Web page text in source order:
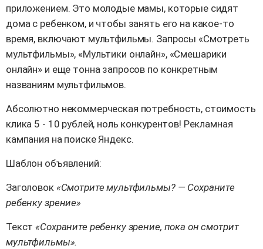
приложением. Это молодые мамы, которые сидят
дома с ребенком, и чтобы занять его на какое-то
время, включают мультфильмы. Запросы «Смотреть
мультфильмы», «Мультики онлайн», «Смешарики
онлайн» и еще тонна запросов по конкретным
названиям мультфильмов.
Абсолютно некоммерческая потребность, стоимость
клика 5 - 10 рублей, ноль конкурентов! Рекламная
кампания на поиске Яндекс.
Шаблон объявлений:
Заголовок «Смотрите мультфильмы? — Сохраните
ребенку зрение»
Текст«Сохраните ребенку зрение, пока он смотрит
мультфильмы».